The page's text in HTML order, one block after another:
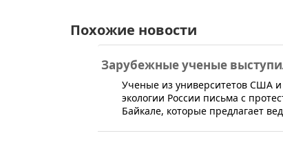
Похожие новости
Зарубежные ученые
​Ученые из университетов США
экологии России письма с
Байкале, которые предлагает